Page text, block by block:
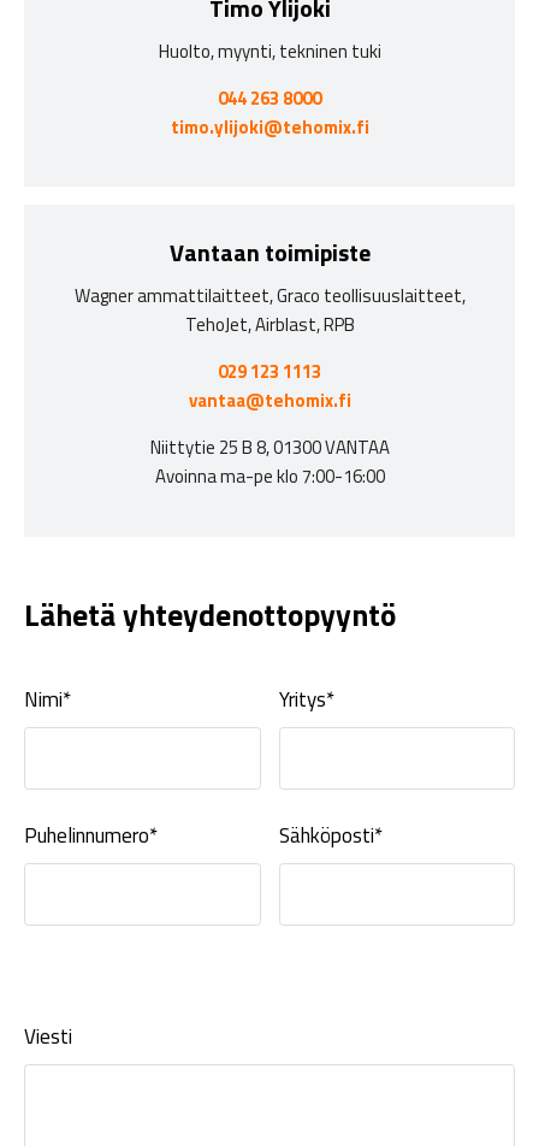
Huolto, myynti, tekninen tuki
044 263 8000
timo.ylijoki@tehomix.fi
Vantaan toimipiste
Wagner ammattilaitteet, Graco teollisuuslaitteet,
TehoJet, Airblast, RPB
029 123 1113
vantaa@tehomix.fi
Niittytie 25 B 8, 01300 VANTAA
Avoinna ma-pe klo 7:00-16:00
Lähetä yhteydenottopyyntö
Nimi* Yritys*
Puhelinnumero* Sähköposti*
Viesti